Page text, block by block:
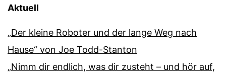
Aktuell
„Der kleine Roboter und der lange Weg nach
Hause“ von Joe Todd-Stanton
„Nimm dir endlich, was dir zusteht – und hör auf,